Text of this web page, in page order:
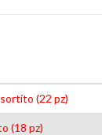
(22 pz)
(18 pz)